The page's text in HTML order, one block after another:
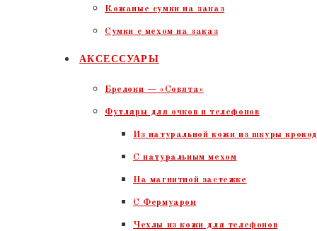
Кожаные сумки на заказ
Сумки с мехом на заказ
АКСЕССУАРЫ
Брелоки — «Совята»
Футляры для очков и телефонов
Из натуральной кожи из шкуры
С натуральным мехом
На магнитной застежке
С Фермуаром
Чехлы из кожи для телефонов